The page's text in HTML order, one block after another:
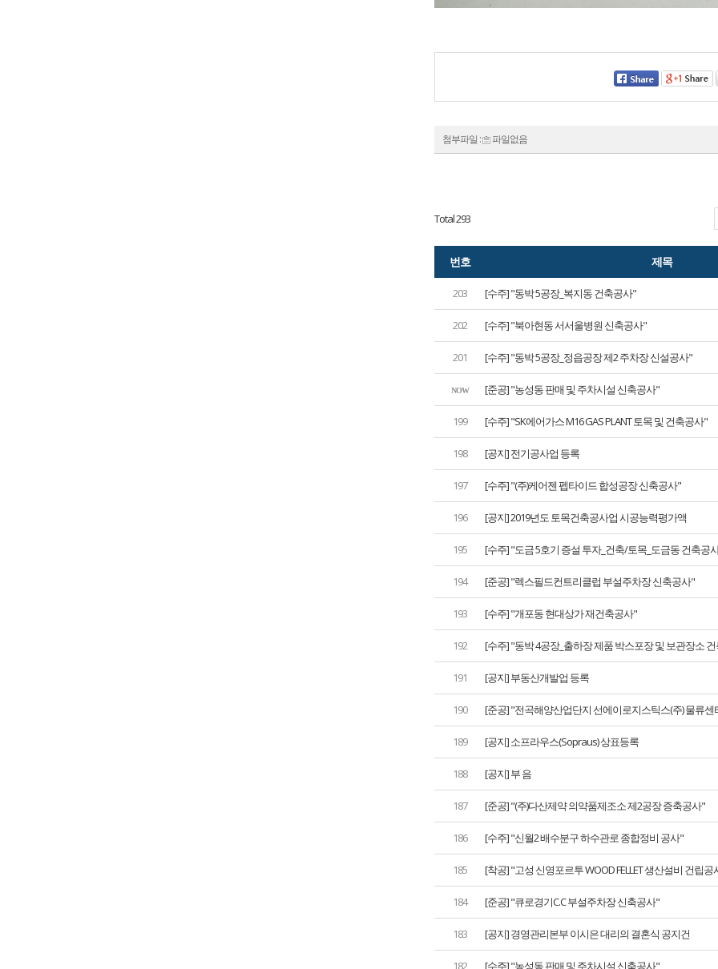
첨부파일 : 파일없음
Total 293
번호 제목
203 [수주] "동박 5공장_복지동 건축공사"
202 [수주] "북아현동 서서울병원 신축공사"
201 [수주] "동박 5공장_정읍공장 제2 주차장 신설공사"
NOW [준공] "농성동 판매 및 주차시설 신축공사"
199 [수주] "SK에어가스 M16 GAS PLANT 토목 및 건축공사"
198 [공지] 전기공사업 등록
197 [수주] "(주)케어젠 펩타이드 합성공장 신축공사"
196 [공지] 2019년도 토목건축공사업 시공능력평가액
195 [수주] "도금 5호기 증설 투자_건축/토목_도금동 건축공
194 [준공] "렉스필드컨트리클럽 부설주차장 신축공사"
193 [수주] "개포동 현대상가 재건축공사"
192 [수주] "동박 4공장_출하장 제품 박스포장 및 보관장소
191 [공지] 부동산개발업 등록
190 [준공] "전곡해양산업단지 선에이로지스틱스(주) 물류
189 [공지] 소프라우스(Sopraus) 상표등록
188 [공지] 부 음
187 [준공] "(주)다산제약 의약품제조소 제2공장 증축공사"
186 [수주] "신월2 배수분구 하수관로 종합정비 공사"
185 [착공] "고성 신영포르투 WOOD FELLET 생산설비 건립공
184 [준공] "큐로경기C.C 부설주차장 신축공사"
183 [공지] 경영관리본부 이시은 대리의 결혼식 공지건
182 [수주] "농성동 판매 및 주차시설 신축공사"